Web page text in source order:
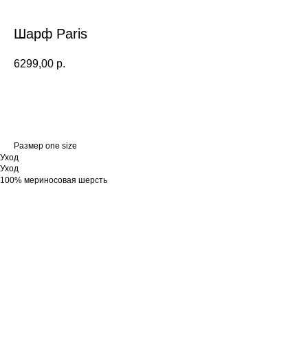
Шарф Paris
6299,00 р.
Размер one size
Уход
Уход
100% мериносовая шерсть